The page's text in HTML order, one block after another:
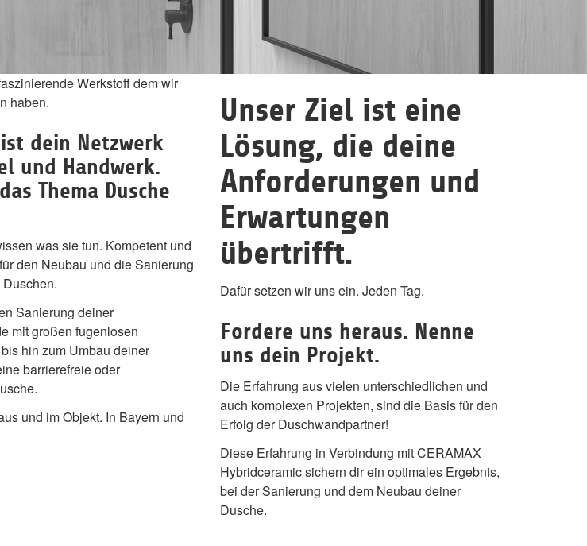
Werkstoff dem wir
haben.
dein Netzwerk
und Handwerk.
Thema Dusche
was sie tun. Kompetent und
den Neubau und die Sanierung
Sanierung deiner
mit großen fugenlosen
hin zum Umbau deiner
barrierefreie oder
und im Objekt. In Bayern und
Unser Ziel ist eine
Lösung, die deine
Anforderungen und
Erwartungen
übertrifft.
Dafür setzen wir uns ein. Jeden Tag.
Fordere uns heraus. Nenne
uns dein Projekt.
Die Erfahrung aus vielen unterschiedlichen und
auch komplexen Projekten, sind die Basis für den
Erfolg der Duschwandpartner!
Diese Erfahrung in Verbindung mit CERAMAX
Hybridceramic sichern dir ein optimales Ergebnis,
bei der Sanierung und dem Neubau deiner
Dusche.